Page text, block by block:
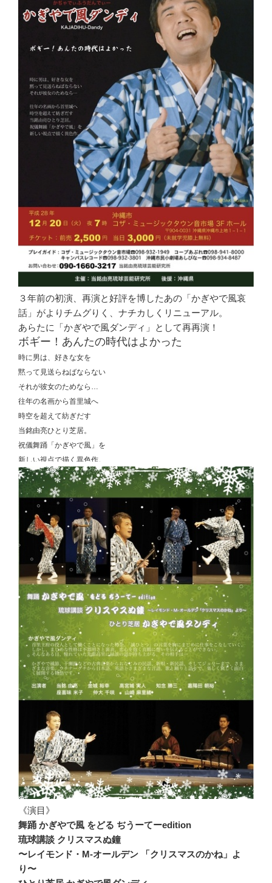
３年前の初演、再演と好評を博したあの「かぎやで風哀
話」がよりチムグりく、ナチカしくリニューアル。
あらたに「かぎやで風ダンディ」として再再演！
ボギー！あんたの時代はよかった
時に男は、好きな女を
黙って見送らねばならない
それが彼女のためなら…
往年の名画から首里城へ
時空を超えて紡ぎだす
当銘由亮ひとり芝居。
祝儀舞踊「かぎやで風」を
新しい視点で描く異色作。
《演目》
舞踊 かぎやで風 をどる ぢうーてーedition
琉球講談 クリスマスぬ鐘
〜レイモンド・M-オールデン 「クリスマスのかね」よ
り〜